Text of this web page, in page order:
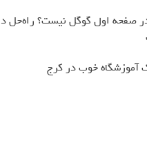
صفحه اول گوگل نیست؟ راه‌حل
آموزشگاه خوب در کرج